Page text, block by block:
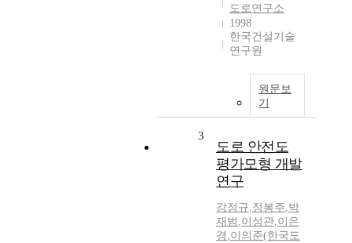
도로연구소
1998
한국건설기술
연구원
원문보
기
3
도로 안전도
평가모형 개발
연구
강정규,정봉주,박
재범 ,이성관,이은
경 ,이의준(한국도